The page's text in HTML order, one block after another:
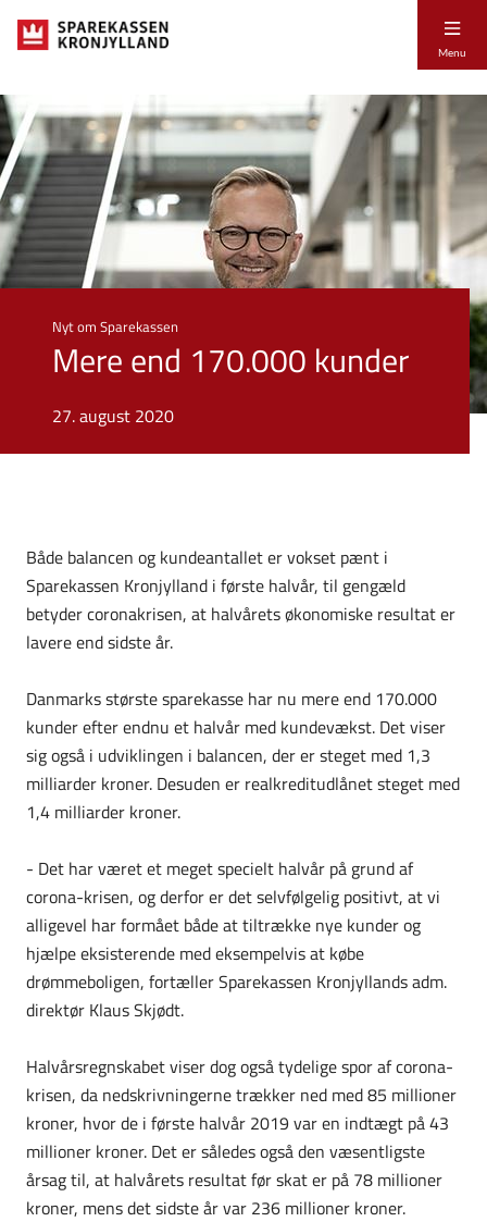
Menu
Nyt om Sparekassen
Mere end 170.000 kunder
27. august 2020
Både balancen og kundeantallet er vokset pænt i
Sparekassen Kronjylland i første halvår, til gengæld
betyder coronakrisen, at halvårets økonomiske resultat er
lavere end sidste år.
Danmarks største sparekasse har nu mere end 170.000
kunder efter endnu et halvår med kundevækst. Det viser
sig også i udviklingen i balancen, der er steget med 1,3
milliarder kroner. Desuden er realkreditudlånet steget med
1,4 milliarder kroner.
- Det har været et meget specielt halvår på grund af
corona-krisen, og derfor er det selvfølgelig positivt, at vi
alligevel har formået både at tiltrække nye kunder og
hjælpe eksisterende med eksempelvis at købe
drømmeboligen, fortæller Sparekassen Kronjyllands adm.
direktør Klaus Skjødt.
Halvårsregnskabet viser dog også tydelige spor af corona-
krisen, da nedskrivningerne trækker ned med 85 millioner
kroner, hvor de i første halvår 2019 var en indtægt på 43
millioner kroner. Det er således også den væsentligste
årsag til, at halvårets resultat før skat er på 78 millioner
kroner, mens det sidste år var 236 millioner kroner.